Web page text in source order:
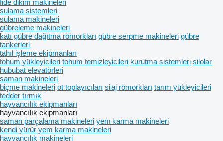
fide dikim makineleri
sulama sistemleri
sulama makineleri
gübreleme makineleri
katı gübre dağıtma römorkları gübre serpme makineleri gübre
tankerleri
tahıl işleme ekipmanları
tohum yükleyicileri tohum temizleyicileri kurutma sistemleri silolar
hububat elevatörleri
saman makineleri
biçme makineleri ot toplayıcıları silaj römorkları tarım yükleyicileri
tedder tırmık
hayvancılık ekipmanları
hayvancılık ekipmanları
saman parçalama makineleri yem karma makineleri
kendi yürür yem karma makineleri
hayvancılık makineleri